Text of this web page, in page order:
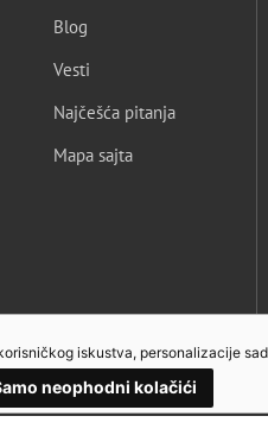
iskustva, personalizacije
neophodni kolačići
Blog
Vesti
Najčešća pitanja
Mapa sajta